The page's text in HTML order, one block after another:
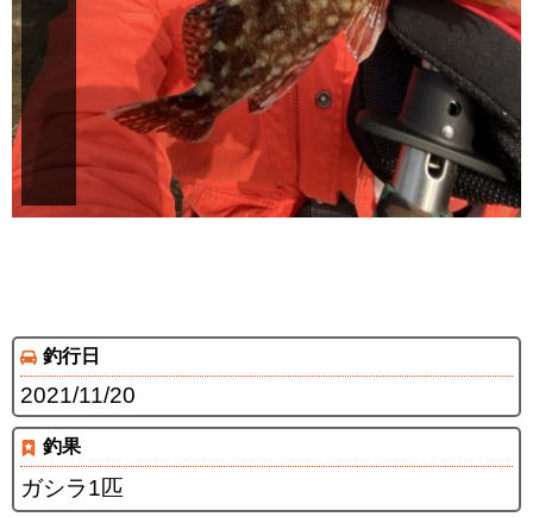
釣行日
2021/11/20
釣果
ガシラ1匹